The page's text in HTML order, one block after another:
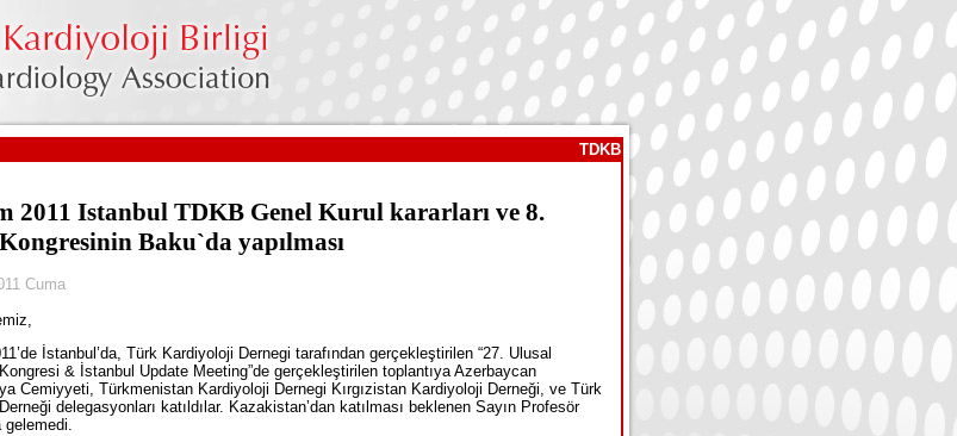
TDKB
2011 Istanbul TDKB Genel Kurul kararları ve 8.
Baku`da yapılması
Cuma
İstanbul’da, Türk Kardiyoloji Dernegi tarafından gerçekleştirilen “27. Ulusal
& İstanbul Update Meeting”de gerçekleştirilen toplantıya Azerbaycan
Cemiyyeti, Türkmenistan Kardiyoloji Dernegi Kırgızistan Kardiyoloji Derneği, ve Türk
delegasyonları katıldılar. Kazakistan’dan katılması beklenen Sayın Profesör